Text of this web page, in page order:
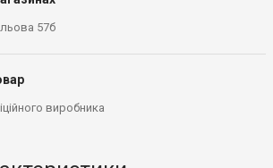
57б
виробника